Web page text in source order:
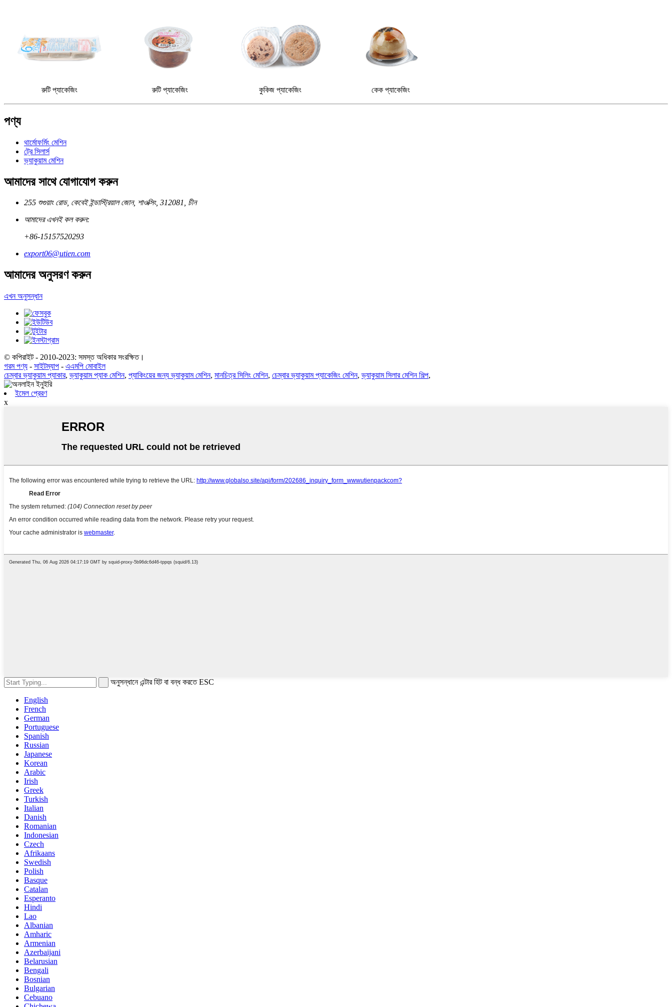
রুটি প্যাকেজিং রুটি প্যাকেজিং কুকিজ প্যাকেজিং কেক প্যাকেজিং
পণ্য
থার্মোফর্মিং মেশিন
ট্রে সিলার্স
ভ্যাকুয়াম মেশিন
আমাদের সাথে যোগাযোগ করুন
255 শুগুয়াং রোড, কেবেই ইন্ডাস্ট্রিয়াল জোন, শাওক্সিং, 312081, চীন
আমাদের এখনই কল করুন:
+86-15157520293
export06@utien.com
আমাদের অনুসরণ করুন
এখন অনুসন্ধান
© কপিরাইট - 2010-2023: সমস্ত অধিকার সংরক্ষিত।
গরম পণ্য - সাইটম্যাপ - এএমপি মোবাইল
চেম্বার ভ্যাকুয়াম প্যাকার,ভ্যাকুয়াম প্যাক মেশিন, প্যাকিংয়ের জন্য ভ্যাকুয়াম মেশিন, মানচিত্র সিলিং মেশিন, চেম্বার ভ্যাকুয়াম প্যাকেজিং মেশিন,ভ্যাকুয়াম সিলার মেশিন শিল্প,
ইমেল প্রেরণ
x
অনুসন্ধানে এন্টার হিট বা বন্ধ করতে ESC
English
French
German
Portuguese
Spanish
Russian
Japanese
Korean
Arabic
Irish
Greek
Turkish
Italian
Danish
Romanian
Indonesian
Czech
Afrikaans
Swedish
Polish
Basque
Catalan
Esperanto
Hindi
Lao
Albanian
Amharic
Armenian
Azerbaijani
Belarusian
Bengali
Bosnian
Bulgarian
Cebuano